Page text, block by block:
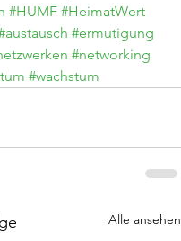
#HUMF #HeimatWert
#ermutigung
#networking
#wachstum
Alle ansehen